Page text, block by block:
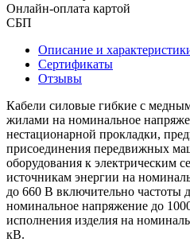
Онлайн-оплата картой
СБП
Описание и
Сертификаты
Отзывы
Кабели силовые гибкие с
жилами на номинальное
нестационарной прокладки,
присоединения передвижных
оборудования к электрическим
источникам энергии на
до 660 В включительно частоты
номинальное напряжение до
исполнения изделия на
кВ.